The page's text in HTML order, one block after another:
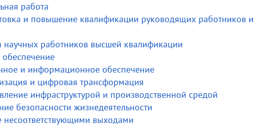
работа
и повышение квалификации руководящих работников и
работников высшей квалификации
и информационное обеспечение
и цифровая трансформация
инфраструктурой и производственной средой
безопасности жизнедеятельности
выходами